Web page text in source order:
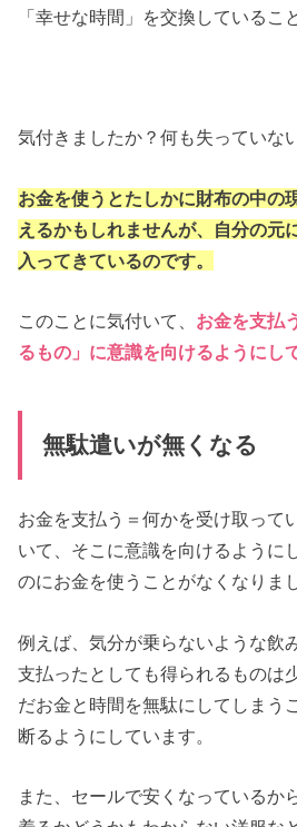
「幸せな時間」を交換しているこ
気付きましたか？何も失っていな
お金を使うとたしかに財布の中の
えるかもしれませんが、自分の元
入ってきているのです。
このことに気付いて、 お金を支払
るもの」に意識を向けるようにし
無駄遣いが無くなる
お金を支払う＝何かを受け取って
いて、そこに意識を向けるように
のにお金を使うことがなくなりま
例えば、気分が乗らないような飲
支払ったとしても得られるものは
だお金と時間を無駄にしてしまう
断るようにしています。
また、セールで安くなっているか